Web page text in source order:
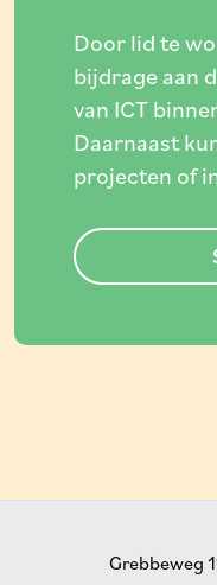
Door lid te
bijdrage aan
van ICT
Daarnaast
projecten of
Grebbeweg